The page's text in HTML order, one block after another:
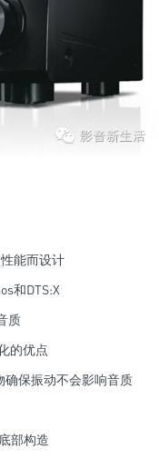
能而设计
和DTS:X
质
的优点
确保振动不会影响音质
部构造